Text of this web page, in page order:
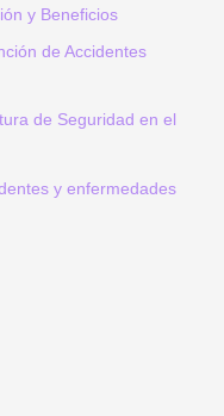
y Beneficios
de Accidentes
de Seguridad en el
y enfermedades